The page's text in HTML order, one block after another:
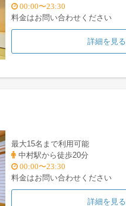
00:00〜23:30
料金はお問い合わせください
詳細を見る
最大15名まで利用可能
中村駅から徒歩20分
00:00〜23:30
料金はお問い合わせください
詳細を見る